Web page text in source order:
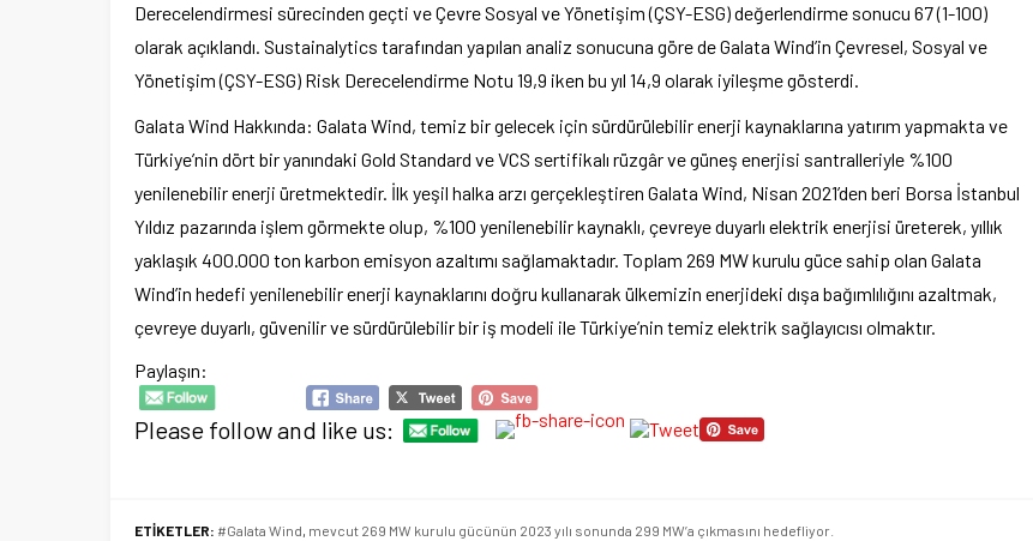
Derecelendirmesi sürecinden geçti ve Çevre Sosyal ve Yönetişim (ÇSY-ESG) değerlendirme sonucu 67 (1-100)
olarak açıklandı. Sustainalytics tarafından yapılan analiz sonucuna göre de Galata Wind’in Çevresel, Sosyal ve
Yönetişim (ÇSY-ESG) Risk Derecelendirme Notu 19,9 iken bu yıl 14,9 olarak iyileşme gösterdi.
Galata Wind Hakkında: Galata Wind, temiz bir gelecek için sürdürülebilir enerji kaynaklarına yatırım yapmakta ve
Türkiye’nin dört bir yanındaki Gold Standard ve VCS sertifikalı rüzgâr ve güneş enerjisi santralleriyle %100
yenilenebilir enerji üretmektedir. İlk yeşil halka arzı gerçekleştiren Galata Wind, Nisan 2021’den beri Borsa İstanbul
Yıldız pazarında işlem görmekte olup, %100 yenilenebilir kaynaklı, çevreye duyarlı elektrik enerjisi üreterek, yıllık
yaklaşık 400.000 ton karbon emisyon azaltımı sağlamaktadır. Toplam 269 MW kurulu güce sahip olan Galata
Wind’in hedefi yenilenebilir enerji kaynaklarını doğru kullanarak ülkemizin enerjideki dışa bağımlılığını azaltmak,
çevreye duyarlı, güvenilir ve sürdürülebilir bir iş modeli ile Türkiye’nin temiz elektrik sağlayıcısı olmaktır.
Paylaşın:
Please follow and like us:
ETİKETLER: #Galata Wind mevcut 269 MW kurulu gücünün 2023 yılı sonunda 299 MW’a çıkmasını hedefliyor.